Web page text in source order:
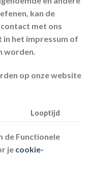
kan de
met ons
in het impressum of
worden.
op onze website
Looptijd
de Functionele
je cookie-